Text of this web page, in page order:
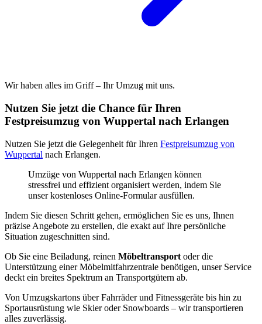
Wir haben alles im Griff – Ihr Umzug mit uns.
Nutzen Sie jetzt die Chance für Ihren
Festpreisumzug von Wuppertal nach Erlangen
Nutzen Sie jetzt die Gelegenheit für Ihren Festpreisumzug von
Wuppertal nach Erlangen.
Umzüge von Wuppertal nach Erlangen können
stressfrei und effizient organisiert werden, indem Sie
unser kostenloses Online-Formular ausfüllen.
Indem Sie diesen Schritt gehen, ermöglichen Sie es uns, Ihnen
präzise Angebote zu erstellen, die exakt auf Ihre persönliche
Situation zugeschnitten sind.
Ob Sie eine Beiladung, reinen Möbeltransport oder die
Unterstützung einer Möbelmitfahrzentrale benötigen, unser Service
deckt ein breites Spektrum an Transportgütern ab.
Von Umzugskartons über Fahrräder und Fitnessgeräte bis hin zu
Sportausrüstung wie Skier oder Snowboards – wir transportieren
alles zuverlässig.